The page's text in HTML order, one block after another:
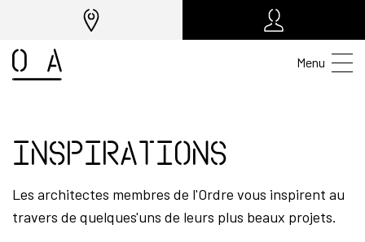
Menu
Inspirations
Les architectes membres de l'Ordre vous inspirent au
travers de quelques'uns de leurs plus beaux projets.